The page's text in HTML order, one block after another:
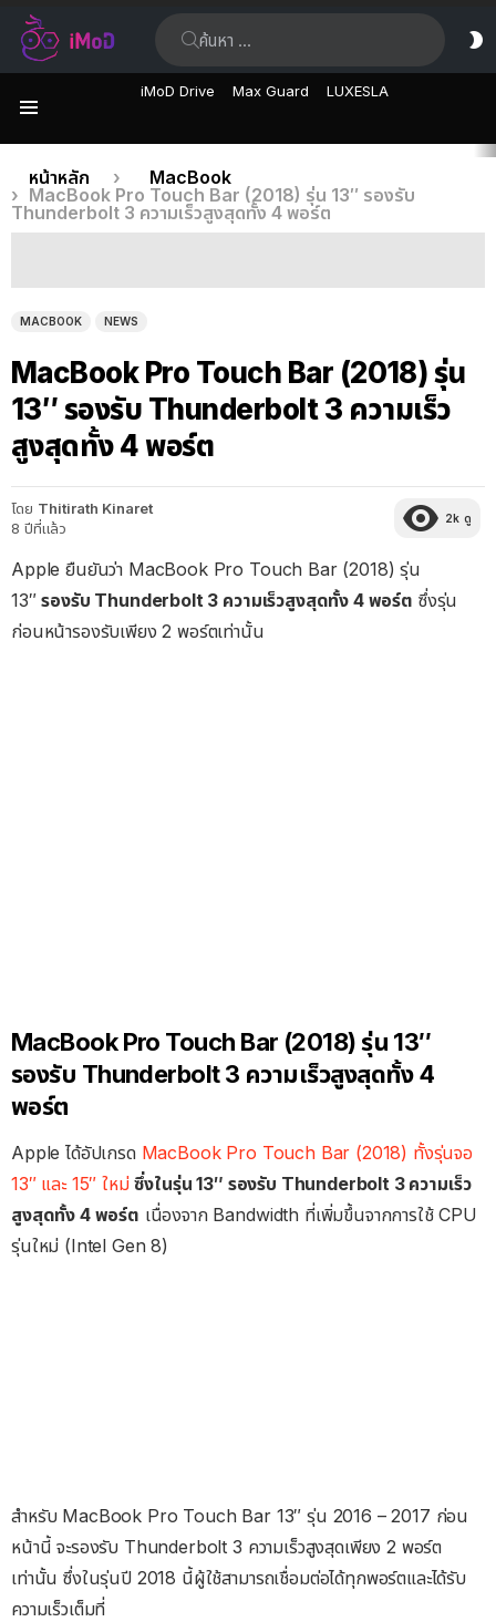
iMoD Drive Max Guard LUXESLA
เรื่อง
ล่าสุด
คุณอยู่ที่นี่:
หน้าหลัก
MacBook
MacBook Pro Touch Bar (2018) รุ่น 13″ รองรับ
Thunderbolt 3 ความเร็วสูงสุดทั้ง 4 พอร์ต
MACBOOK NEWS
MacBook Pro Touch Bar (2018) รุ่น
13″ รองรับ Thunderbolt 3 ความเร็ว
สูงสุดทั้ง 4 พอร์ต
โดย Thitirath Kinaret
8 ปีที่แล้ว
2k ดู
Apple ยืนยันว่า MacBook Pro Touch Bar (2018) รุ่น
13″รองรับ Thunderbolt 3 ความเร็วสูงสุดทั้ง 4 พอร์ต ซึ่งรุ่น
ก่อนหน้ารองรับเพียง 2 พอร์ตเท่านั้น
MacBook Pro Touch Bar (2018) รุ่น 13″
รองรับ Thunderbolt 3 ความเร็วสูงสุดทั้ง 4
พอร์ต
Apple ได้อัปเกรด MacBook Pro Touch Bar (2018) ทั้งรุ่นจอ
13″ และ 15″ ใหม่ ซึ่งในรุ่น 13″ รองรับ Thunderbolt 3 ความเร็ว
สูงสุดทั้ง 4 พอร์ต เนื่องจาก Bandwidth ที่เพิ่มขึ้นจากการใช้ CPU
รุ่นใหม่ (Intel Gen 8)
สำหรับ MacBook Pro Touch Bar 13″ รุ่น 2016 – 2017 ก่อน
หน้านี้ จะรองรับ Thunderbolt 3 ความเร็วสูงสุดเพียง 2 พอร์ต
เท่านั้น ซึ่งในรุ่นปี 2018 นี้ผู้ใช้สามารถเชื่อมต่อได้ทุกพอร์ตและได้รับ
ความเร็วเต็มที่